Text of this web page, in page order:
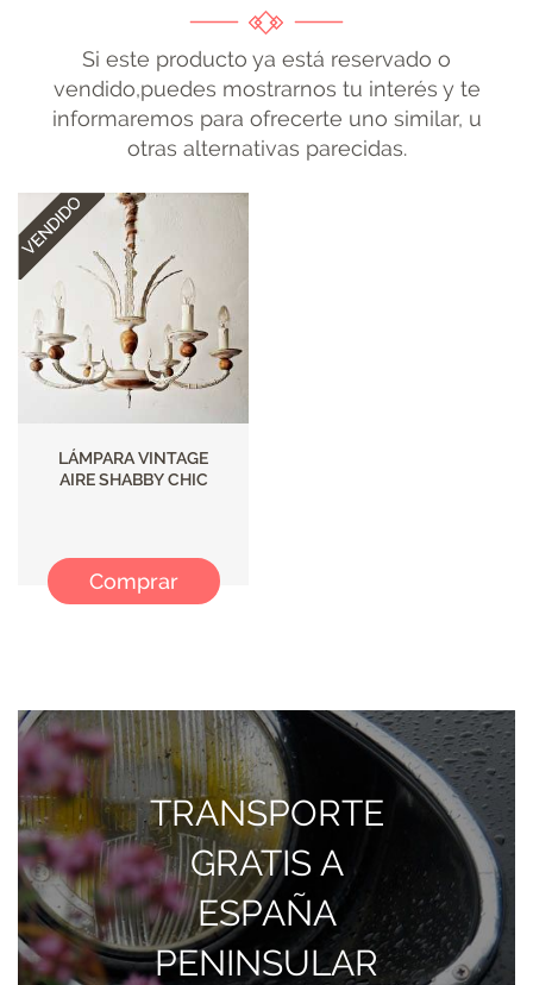
Si este producto ya está reservado o
vendido,puedes mostrarnos tu interés y te
informaremos para ofrecerte uno similar, u
otras alternativas parecidas.
LÁMPARA VINTAGE
AIRE SHABBY CHIC
Comprar
TRANSPORTE
GRATIS A
ESPAÑA
PENINSULAR